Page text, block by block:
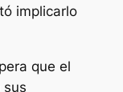
implicarlo
que el
sus